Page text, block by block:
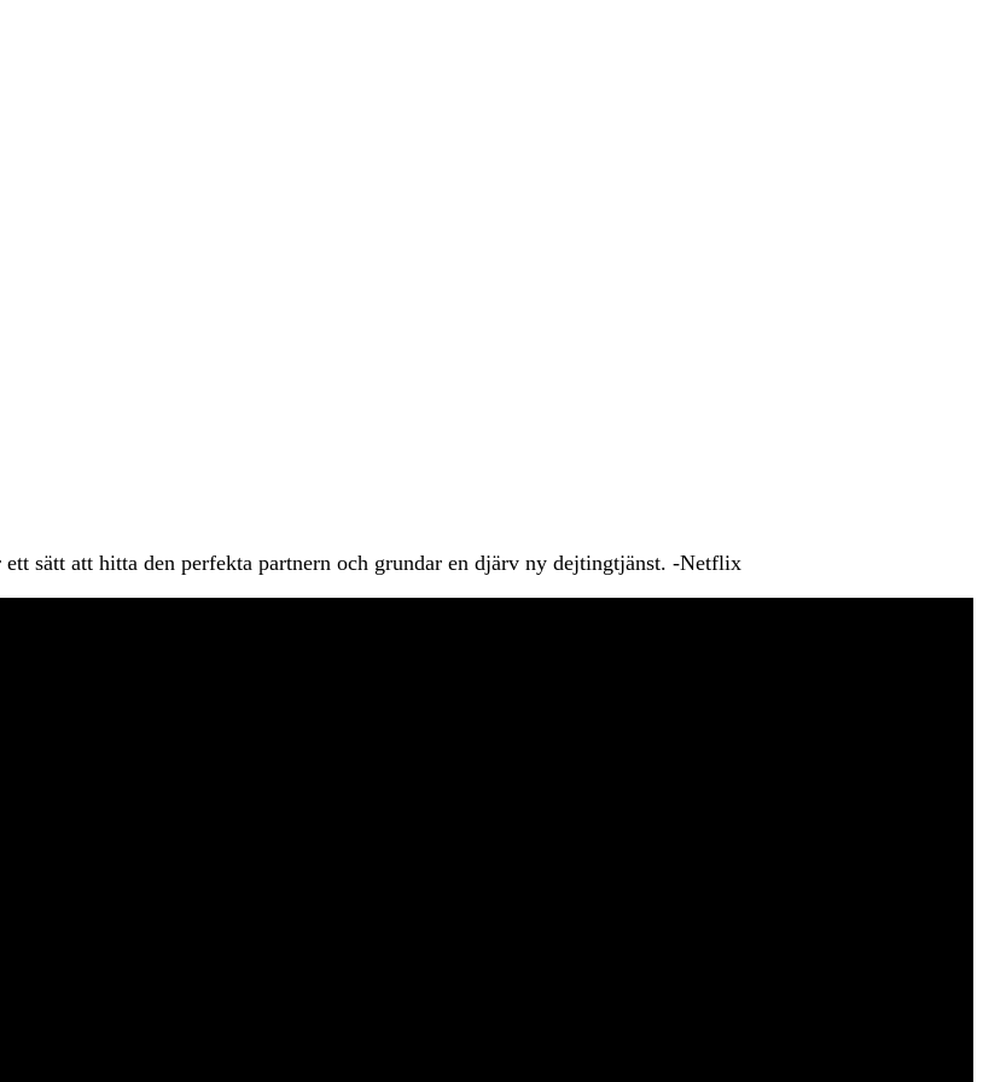
sätt att hitta den perfekta partnern och grundar en djärv ny dejtingtjänst. -Netflix